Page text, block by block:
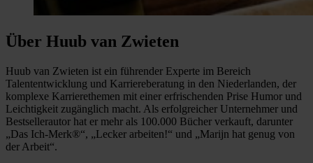
Über Huub van Zwieten
Huub van Zwieten ist ein führender Experte im Bereich
Talententwicklung und Karriereberatung in den Niederlanden, der
komplexe Karrierethemen mit einer erfrischenden Prise Humor und
Leichtigkeit zugänglich macht. Als erfolgreicher Unternehmer und
Bestsellerautor hat er mehr als 100.000 Bücher verkauft, darunter
„Das Ich-Merk®“, „Lecker arbeiten!“ und „Marijn hat genug von
der Arbeit“.